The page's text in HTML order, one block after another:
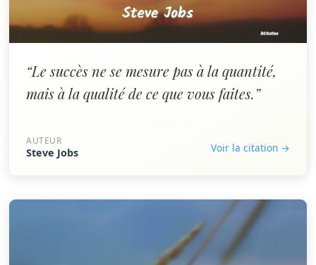
“Le succès ne se mesure pas à la quantité,
mais à la qualité de ce que vous faites.”
AUTEUR
Steve Jobs Voir la citation →